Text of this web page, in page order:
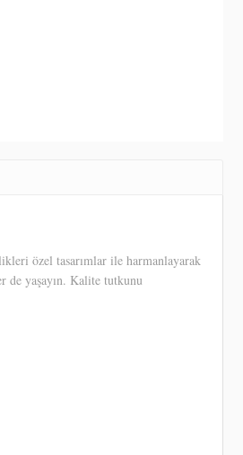
özel tasarımlar ile harmanlayarak
de yaşayın. Kalite tutkunu